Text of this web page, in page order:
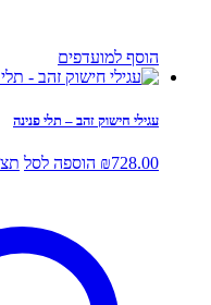
הוסף למועדפים
עגילי חישוק זהב – תלי פנינה
₪728.00 הוספה לסל